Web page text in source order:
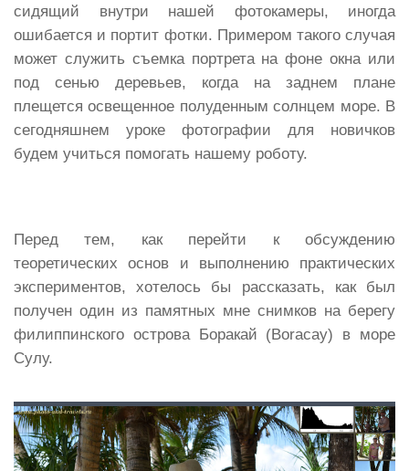
сидящий внутри нашей фотокамеры, иногда
ошибается и портит фотки. Примером такого случая
может служить съемка портрета на фоне окна или
под сенью деревьев, когда на заднем плане
плещется освещенное полуденным солнцем море. В
сегодняшнем уроке фотографии для новичков
будем учиться помогать нашему роботу.
Перед тем, как перейти к обсуждению
теоретических основ и выполнению практических
экспериментов, хотелось бы рассказать, как был
получен один из памятных мне снимков на берегу
филиппинского острова Боракай (Boracay) в море
Сулу.